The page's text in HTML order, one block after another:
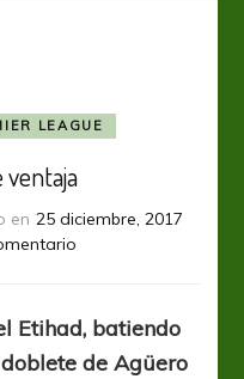
LEAGUE
en 25 diciembre, 2017
en
de
ventaja
Etihad, batiendo
de Agüero